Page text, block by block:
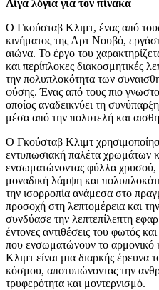
Λίγα λόγια για τον πίνακα
Ο Γκούσταβ Κλιμτ, ένας από
κινήματος της Αρτ Νουβό,
αιώνα. Το έργο του
και περίπλοκες διακοσμητικές
την πολυπλοκότητα των
φύσης. Ένας από τους πιο
οποίος αναδεικνύει τη
μέσα από την πολυτελή και
Ο Γκούσταβ Κλιμτ
εντυπωσιακή παλέτα χρωμάτων
ενσωματώνοντας φύλλα χρυσού,
μοναδική λάμψη και
την ισορροπία ανάμεσα στο
προσοχή στη λεπτομέρεια και
συνδύασε την λεπτεπίλεπτη
έντονες αντιθέσεις του φωτός
που ενσωματώνουν το αρμονικό
Κλιμτ είναι μια διαρκής έρευνα
κόσμου, αποτυπώνοντας την
τρυφερότητα και μοντερνισμό.